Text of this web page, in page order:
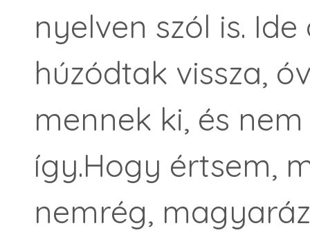
nyelven szól is.
húzódtak vissza,
mennek ki, és
így.Hogy értsem,
nemrég,